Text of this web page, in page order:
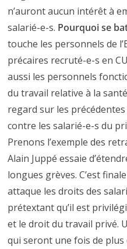
n’auront aucun intérêt à
salarié-e-s. Pourquoi se
touche les personnels de
précaires recruté-e-s en
aussi les personnels
du travail relative à la
regard sur les
contre les salarié-e-s du
Prenons l’exemple des
Alain Juppé essaie
longues grèves. C’est
attaque les droits des
prétextant qu’il est
et le droit du travail privé.
qui seront une fois de